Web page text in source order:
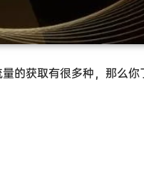
的获取有很多种，那么